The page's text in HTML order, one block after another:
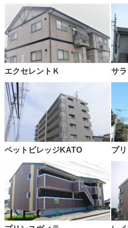
エクセレントＫ サ
ペットビレッジKATO プ